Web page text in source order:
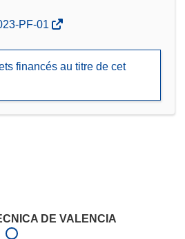
PF-01
financés au titre de cet
DE VALENCIA